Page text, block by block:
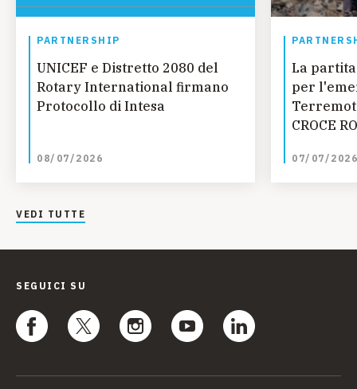
PARTNERSHIP
UNICEF e Distretto 2080 del
Rotary International firmano
Protocollo di Intesa
08/07/2026
La
per
CROCE
progetti
07/07/2026
VEDI TUTTE
SEGUICI SU